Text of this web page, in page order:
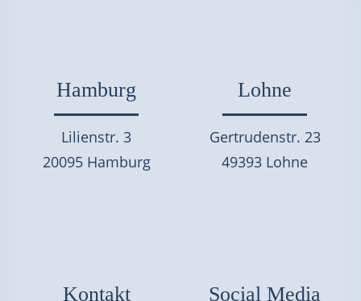
Hamburg
Lilienstr. 3
20095 Hamburg
Lohne
Gertrudenstr. 23
49393 Lohne
Kontakt Social Media